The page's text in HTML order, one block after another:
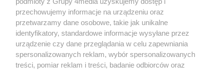
REKLAMA
przechowujemy informacje na urządzeniu oraz
przetwarzamy dane osobowe, takie jak unikalne
identyfikatory, standardowe informacje wysyłane przez
urządzenie czy dane przeglądania w celu zapewniania
spersonalizowanych reklam, wybór spersonalizowanych
treści, pomiar reklam i treści, badanie odbiorców oraz